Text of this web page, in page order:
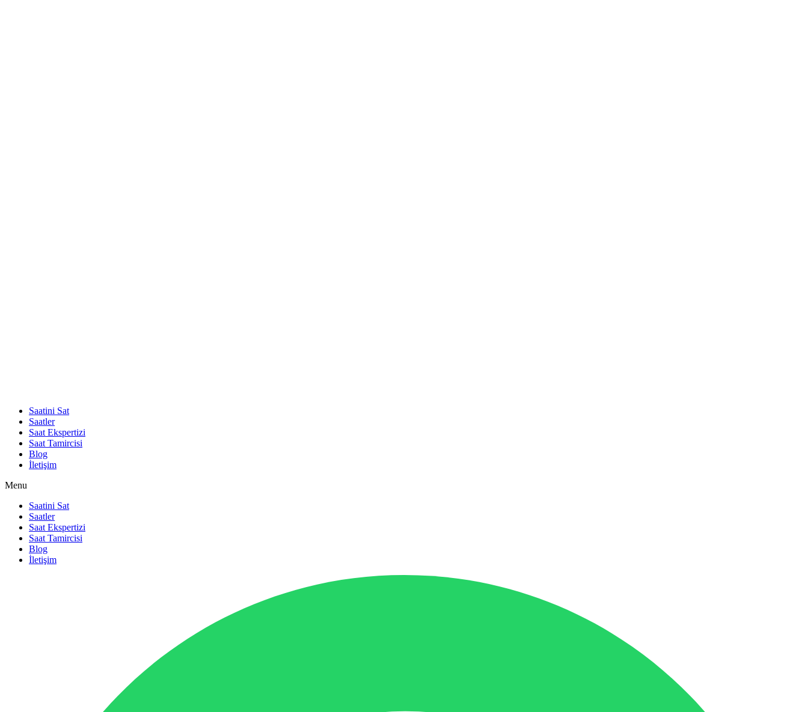
Saatini Sat
Saatler
Saat Ekspertizi
Saat Tamircisi
Blog
İletişim
Menu
Saatini Sat
Saatler
Saat Ekspertizi
Saat Tamircisi
Blog
İletişim